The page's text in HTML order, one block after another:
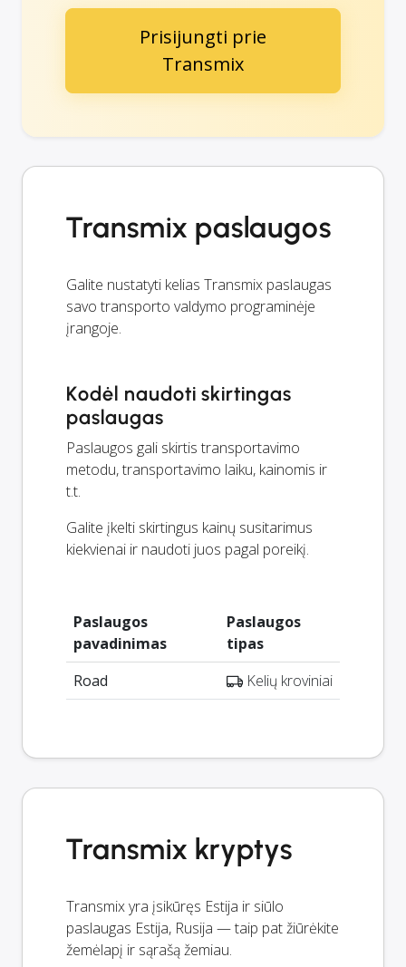
Prisijungti prie
Transmix
Transmix paslaugos
Galite nustatyti kelias Transmix paslaugas
savo transporto valdymo programinėje
įrangoje.
Kodėl naudoti skirtingas
paslaugas
Paslaugos gali skirtis transportavimo
metodu, transportavimo laiku, kainomis ir
t.t.
Galite įkelti skirtingus kainų susitarimus
kiekvienai ir naudoti juos pagal poreikį.
Paslaugos
pavadinimas
Paslaugos
tipas
Road
Kelių kroviniai
Transmix kryptys
Transmix yra įsikūręs Estija ir siūlo
paslaugas Estija, Rusija — taip pat žiūrėkite
žemėlapį ir sąrašą žemiau.